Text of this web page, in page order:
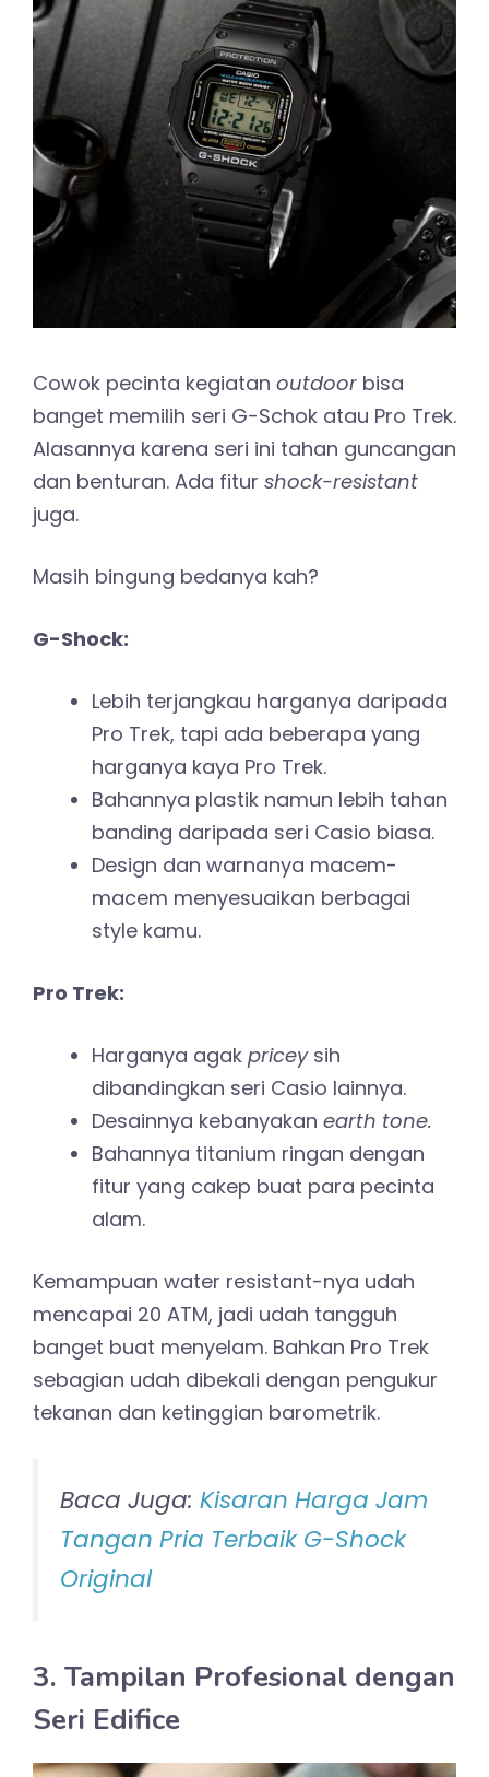
Cowok pecinta kegiatan outdoor bisa
banget memilih seri G-Schok atau Pro Trek.
Alasannya karena seri ini tahan guncangan
dan benturan. Ada fitur shock-resistant
juga.
Masih bingung bedanya kah?
G-Shock:
Lebih terjangkau harganya daripada
Pro Trek, tapi ada beberapa yang
harganya kaya Pro Trek.
Bahannya plastik namun lebih tahan
banding daripada seri Casio biasa.
Design dan warnanya macem-
macem menyesuaikan berbagai
style kamu.
Pro Trek:
Harganya agak priceysih
dibandingkan seri Casio lainnya.
Desainnya kebanyakan earth tone.
Bahannya titanium ringan dengan
fitur yang cakep buat para pecinta
alam.
Kemampuan water resistant-nya udah
mencapai 20 ATM, jadi udah tangguh
banget buat menyelam. Bahkan Pro Trek
sebagian udah dibekali dengan pengukur
tekanan dan ketinggian barometrik.
Baca Juga: Kisaran Harga Jam
Tangan Pria Terbaik G-Shock
Original
3. Tampilan Profesional dengan
Seri Edifice